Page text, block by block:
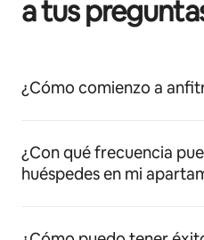
a tus
¿Cómo comienzo a
¿Con qué frecuencia
huéspedes en mi